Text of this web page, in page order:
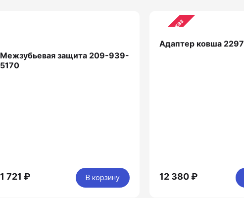
Межзубьевая защита 209-939-
5170
1 721 ₽ В корзину
Предзаказ
Адаптер ковша
12 380 ₽